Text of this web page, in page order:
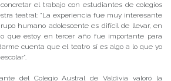
el trabajo con estudiantes de colegios
teatral: “La experiencia fue muy interesante
humano adolescente es difícil de llevar, en
que estoy en tercer año fue importante para
cuenta que el teatro sí es algo a lo que yo
del Colegio Austral de Valdivia valoró la